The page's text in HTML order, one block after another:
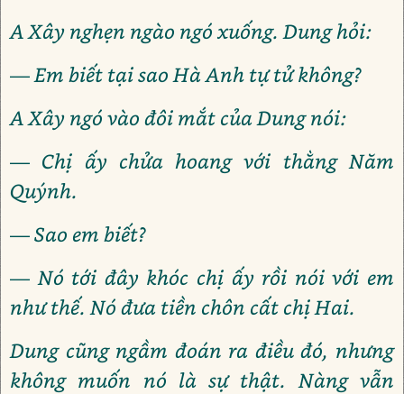
A Xây nghẹn ngào ngó xuống. Dung hỏi:
— Em biết tại sao Hà Anh tự tử không?
A Xây ngó vào đôi mắt của Dung nói:
— Chị ấy chửa hoang với thằng Năm
Quýnh.
— Sao em biết?
— Nó tới đây khóc chị ấy rồi nói với em
như thế. Nó đưa tiền chôn cất chị Hai.
Dung cũng ngầm đoán ra điều đó, nhưng
không muốn nó là sự thật. Nàng vẫn